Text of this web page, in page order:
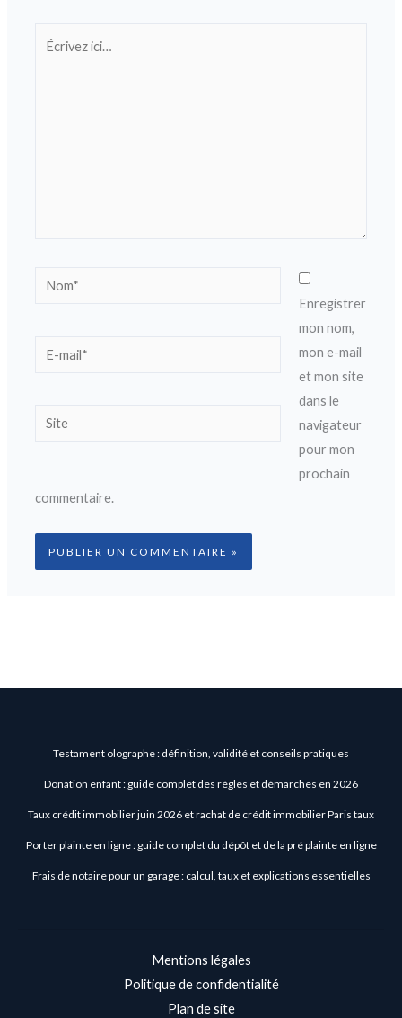
Nom*
E-
Site
Enregistrer
mon nom,
mon e-mail
et mon site
dans le
navigateur
pour mon
prochain
commentaire.
Testament olographe : définition, validité et conseils pratiques
Donation enfant : guide complet des règles et démarches en 2026
Taux crédit immobilier juin 2026 et rachat de crédit immobilier Paris taux
Porter plainte en ligne : guide complet du dépôt et de la pré plainte en ligne
Frais de notaire pour un garage : calcul, taux et explications essentielles
Mentions légales
Politique de confidentialité
Plan de site